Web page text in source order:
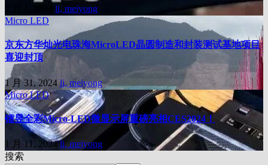
li, meiyong
Micro LED
京东方华灿光电珠海MicroLED晶圆制造和封装测试基地项目
喜迎封顶
1 月 31, 2024li, meiyong
Micro LED
镭昱全彩Micro-LED微显示屏重磅亮相CES2024！
1 月 11, 2024li, meiyong
搜索